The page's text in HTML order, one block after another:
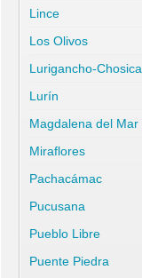
Lince
Los Olivos
Lurigancho-Chosica
Lurín
Magdalena del Mar
Miraflores
Pachacámac
Pucusana
Pueblo Libre
Puente Piedra